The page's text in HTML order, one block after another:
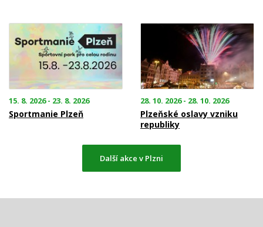
15. 8. 2026 - 23. 8. 2026
Sportmanie Plzeň
28. 10. 2026 - 28. 10. 2026
Plzeňské oslavy vzniku
republiky
Další akce v Plzni